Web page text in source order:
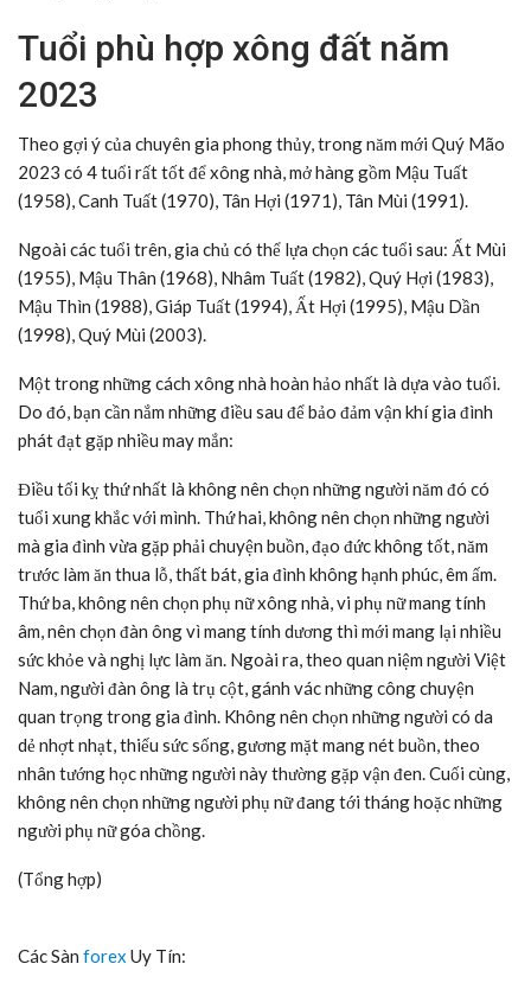
Tuổi phù hợp xông đất năm
2023
Theo gợi ý của chuyên gia phong thủy, trong năm mới Quý Mão
2023 có 4 tuổi rất tốt để xông nhà, mở hàng gồm Mậu Tuất
(1958), Canh Tuất (1970), Tân Hợi (1971), Tân Mùi (1991).
Ngoài các tuổi trên, gia chủ có thể lựa chọn các tuổi sau: Ất Mùi
(1955), Mậu Thân (1968), Nhâm Tuất (1982), Quý Hợi (1983),
Mậu Thìn (1988), Giáp Tuất (1994), Ất Hợi (1995), Mậu Dần
(1998), Quý Mùi (2003).
Một trong những cách xông nhà hoàn hảo nhất là dựa vào tuổi.
Do đó, bạn cần nắm những điều sau để bảo đảm vận khí gia đình
phát đạt gặp nhiều may mắn:
Điều tối kỵ thứ nhất là không nên chọn những người năm đó có
tuổi xung khắc với mình. Thứ hai, không nên chọn những người
mà gia đình vừa gặp phải chuyện buồn, đạo đức không tốt, năm
trước làm ăn thua lỗ, thất bát, gia đình không hạnh phúc, êm ấm.
Thứ ba, không nên chọn phụ nữ xông nhà, vi phụ nữ mang tính
âm, nên chọn đàn ông vì mang tính dương thì mới mang lại nhiều
sức khỏe và nghị lực làm ăn. Ngoài ra, theo quan niệm người Việt
Nam, người đàn ông là trụ cột, gánh vác những công chuyện
quan trọng trong gia đình. Không nên chọn những người có da
dẻ nhợt nhạt, thiếu sức sống, gương mặt mang nét buồn, theo
nhân tướng học những người này thường gặp vận đen. Cuối cùng,
không nên chọn những người phụ nữ đang tới tháng hoặc những
người phụ nữ góa chồng.
(Tổng hợp)
Các Sàn forex Uy Tín: